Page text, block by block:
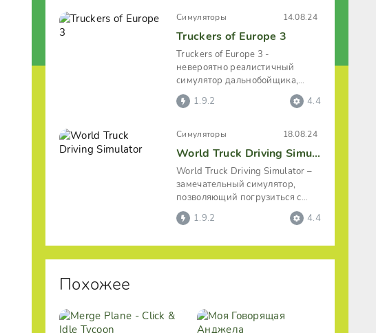
Симуляторы 14.08.24
Truckers of Europe 3
Truckers of Europe 3 -
невероятно реалистичный
симулятор дальнобойщика,
способный качественно
заполнить досуг любого,
1.9.2 4.4
Симуляторы 18.08.24
World Truck Driving Simulator
World Truck Driving Simulator –
замечательный симулятор,
позволяющий погрузиться с
головой в жизнь
дальнобойщика.
1.9.2 4.4
Похожее